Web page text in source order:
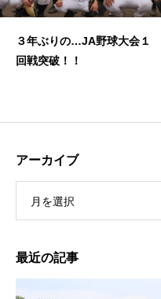
３年ぶりの…JA野球大会１
回戦突破！！
アーカイブ
月を選択
最近の記事